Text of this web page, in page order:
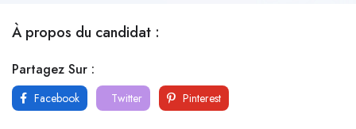
À propos du candidat :
Partagez Sur :
Facebook Twitter Pinterest